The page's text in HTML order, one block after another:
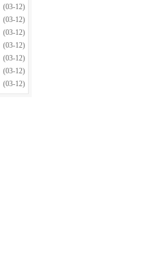
(03-12)
(03-12)
(03-12)
(03-12)
(03-12)
(03-12)
(03-12)